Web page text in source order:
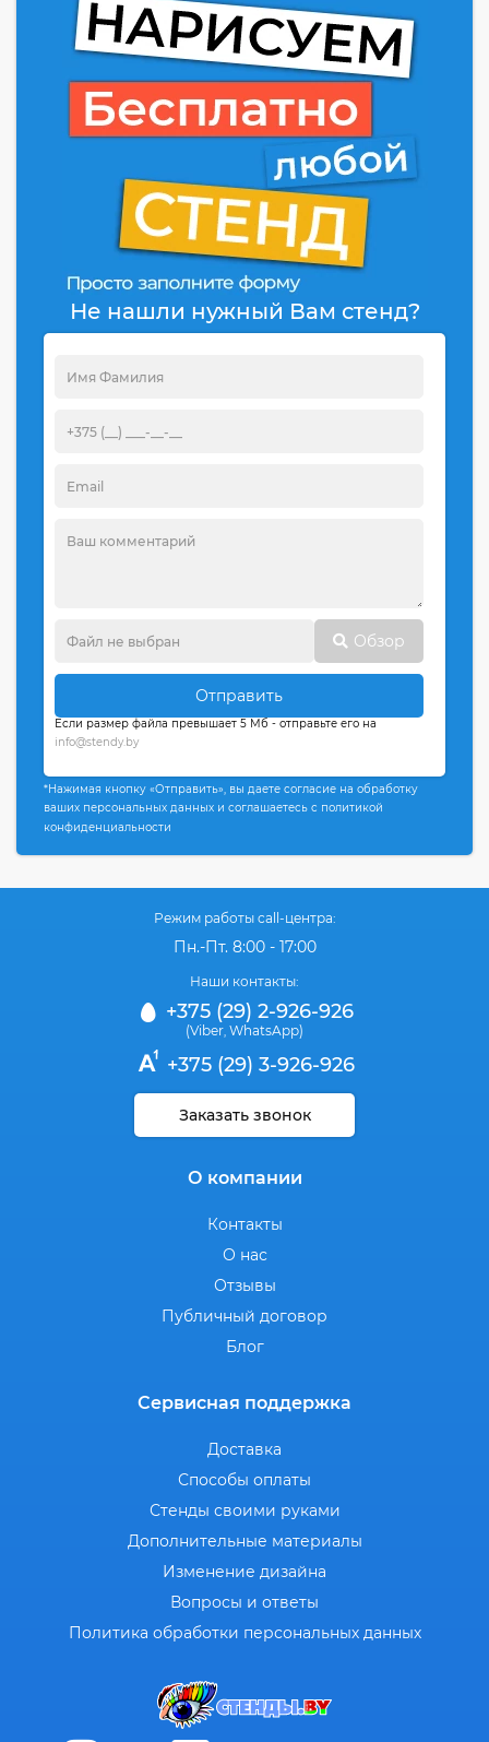
Не нашли нужный Вам стенд?
Обзор
Отправить
Если размер файла превышает 5 Мб - отправьте его на
info@stendy.by
*Нажимая кнопку «Отправить», вы даете согласие на обработку
ваших персональных данных и соглашаетесь с политикой
конфиденциальности
Режим работы call-центра:
Пн.-Пт. 8:00 - 17:00
Наши контакты:
+375 (29) 2-926-926
(Viber WhatsApp)
+375 (29) 3-926-926
Заказать звонок
О компании
Контакты
О нас
Отзывы
Публичный договор
Блог
Сервисная поддержка
Доставка
Способы оплаты
Стенды своими руками
Дополнительные материалы
Изменение дизайна
Вопросы и ответы
Политика обработки персональных данных